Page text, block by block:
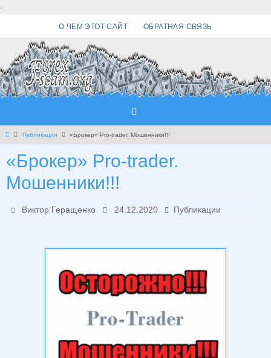
.
О ЧЕМ ЭТОТ САЙТ ОБРАТНАЯ СВЯЗЬ
Главная
Публикации «Брокер» Pro-trader. Мошенники!!!
«Брокер» Pro-trader.
Мошенники!!!
Виктор Геращенко 24.12.2020 Публикации